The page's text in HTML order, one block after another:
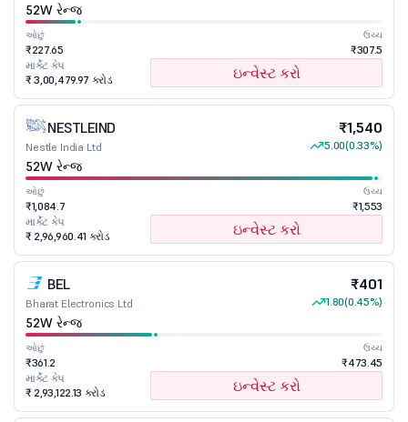
52W રેન્જ
ઓછું
₹227.65
ઉચ્ચ
₹307.5
માર્કેટ કેપ
₹ 3,00,479.97 કરોડ
ઇન્વેસ્ટ કરો
NESTLEIND
Nestle India Ltd
₹1,540
5.00(0.33%)
52W રેન્જ
ઓછું
₹1,084.7
ઉચ્ચ
₹1,553
માર્કેટ કેપ
₹ 2,96,960.41 કરોડ
ઇન્વેસ્ટ કરો
BEL
Bharat Electronics Ltd
₹401
1.80(0.45%)
52W રેન્જ
ઓછું
₹361.2
ઉચ્ચ
₹473.45
માર્કેટ કેપ
₹ 2,93,122.13 કરોડ
ઇન્વેસ્ટ કરો